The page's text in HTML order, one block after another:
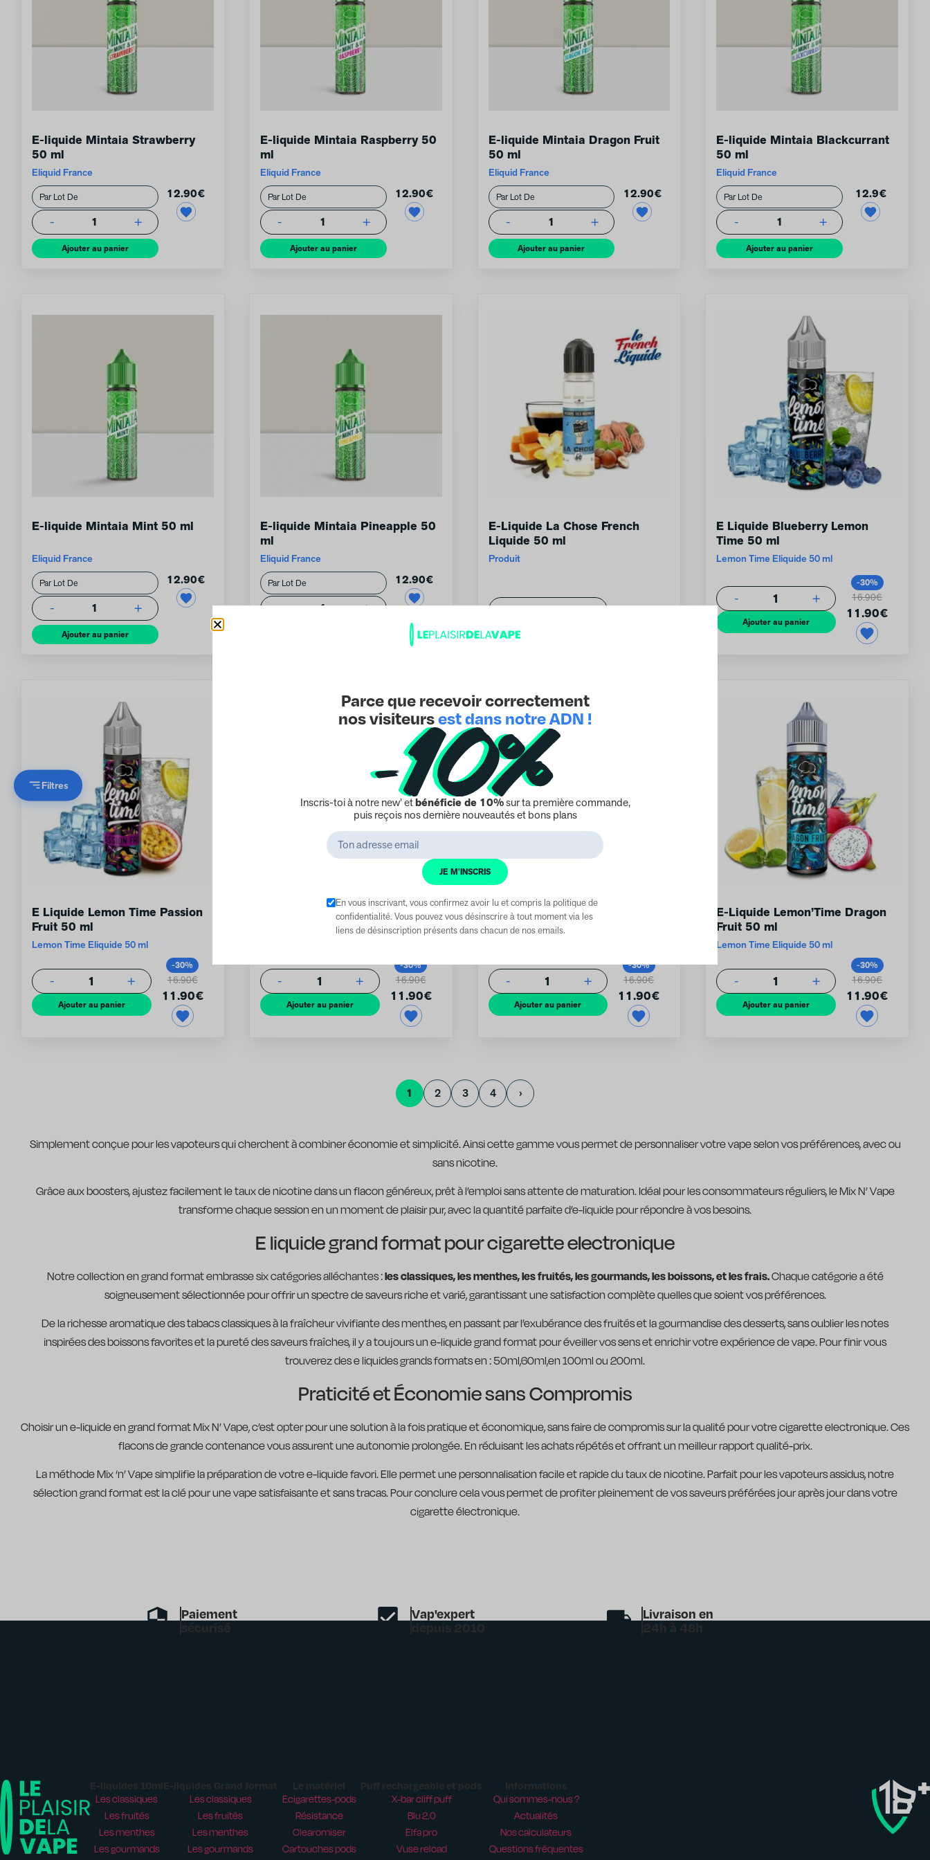
Filtres
E-liquide Mintaia Strawberry
50 ml
Eliquid France
- 1 +
Ajouter au panier
12.90€
E-liquide Mintaia Raspberry 50
ml
Eliquid France
- 1 +
Ajouter au panier
12.90€
E-liquide Mintaia Dragon Fruit
50 ml
Eliquid France
- 1 +
Ajouter au panier
12.90€
E-liquide Mintaia Blackcurrant
50 ml
Eliquid France
- 1 +
Ajouter au panier
12.9€
E-liquide Mintaia Mint 50 ml
Eliquid France
- 1 +
Ajouter au panier
12.90€
E-liquide Mintaia Pineapple 50
ml
Eliquid France
- 1 +
12.90€
E-Liquide La Chose French
Liquide 50 ml
Produit
- 1 +
Ajouter au panier
14.90€
E Liquide Blueberry Lemon
Time 50 ml
Lemon Time Eliquide 50 ml
- 1 +
Ajouter au panier
-30%
16.90€
11.90€
E Liquide Lemon Time Passion
Fruit 50 ml
Lemon Time Eliquide 50 ml
- 1 +
Ajouter au panier
-30%
16.90€
11.90€
E-Liquide Lemon Time Red Fruit
- 1 +
Ajouter au panier
-30%
16.90€
11.90€
E-Liquide Lemon’Time
Strawberry 50 ml
- 1 +
Ajouter au panier
-30%
16.90€
11.90€
E-Liquide Lemon’Time Dragon
Fruit 50 ml
Lemon Time Eliquide 50 ml
- 1 +
Ajouter au panier
-30%
16.90€
11.90€
1 2 3 4 ›
Simplement conçue pour les vapoteurs qui cherchent à combiner économie et simplicité. Ainsi cette gamme vous permet de personnaliser votre vape selon vos préférences, avec ou
sans nicotine.
Grâce aux boosters, ajustez facilement le taux de nicotine dans un flacon généreux, prêt à l’emploi sans attente de maturation. Idéal pour les consommateurs réguliers, le Mix N’ Vape
transforme chaque session en un moment de plaisir pur, avec la quantité parfaite d’e-liquide pour répondre à vos besoins.
E liquide grand format pour cigarette electronique
Notre collection en grand format embrasse six catégories alléchantes :les classiques, les menthes, les fruités, les gourmands, les boissons, et les frais.Chaque catégorie a été
soigneusement sélectionnée pour offrir un spectre de saveurs riche et varié, garantissant une satisfaction complète quelles que soient vos préférences.
De la richesse aromatique des tabacs classiques à la fraîcheur vivifiante des menthes, en passant par l’exubérance des fruités et la gourmandise des desserts, sans oublier les notes
inspirées des boissons favorites et la pureté des saveurs fraîches, il y a toujours un e-liquide grand format pour éveiller vos sens et enrichir votre expérience de vape. Pour finir vous
trouverez des e liquides grands formats en : 50ml,60ml,en 100ml ou 200ml.
Praticité et Économie sans Compromis
Choisir un e-liquide en grand format Mix N’ Vape, c’est opter pour une solution à la fois pratique et économique, sans faire de compromis sur la qualité pour votre cigarette electronique. Ces
flacons de grande contenance vous assurent une autonomie prolongée. En réduisant les achats répétés et offrant un meilleur rapport qualité-prix.
La méthode Mix ‘n’ Vape simplifie la préparation de votre e-liquide favori. Elle permet une personnalisation facile et rapide du taux de nicotine. Parfait pour les vapoteurs assidus, notre
sélection grand format est la clé pour une vape satisfaisante et sans tracas. Pour conclure cela vous permet de profiter pleinement de vos saveurs préférées jour après jour dans votre
cigarette électronique.
E-liquides 10ml
Les classiques
Les fruités
Les menthes
Les gourmands
E-liquides Grand format
Les classiques
Les fruités
Les menthes
Les gourmands
Paiement
sécurisé
Vap'expert
depuis 2010
Livraison en
24h à 48h
Le matériel
Ecigarettes-pods
Résistance
Clearomiser
Cartouches pods
Puff rechargeable et pods
X-bar cliff puff
Blu 2.0
Elfa pro
Vuse reload
Informations
Qui sommes-nous ?
Actualités
Nos calculateurs
Questions fréquentes
Parce que recevoir correctement
nos visiteursest dans notre ADN !
Inscris-toi à notre new’ etbénéficie de 10%sur ta première commande,
puis reçois nos dernière nouveautés et bons plans
JE M'INSCRIS
En vous inscrivant, vous confirmez avoir lu et compris la politique de
confidentialité. Vous pouvez vous désinscrire à tout moment via les
liens de désinscription présents dans chacun de nos emails.